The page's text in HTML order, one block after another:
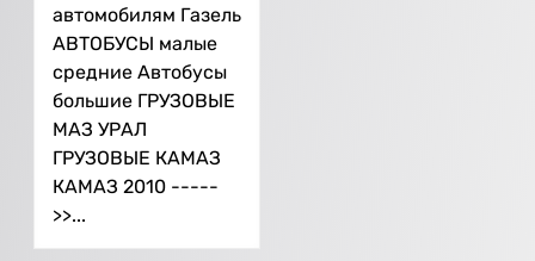
автомобилям Газель
АВТОБУСЫ малые
средние Автобусы
большие ГРУЗОВЫЕ
МАЗ УРАЛ
ГРУЗОВЫЕ КАМАЗ
КАМАЗ 2010 -----
>>...